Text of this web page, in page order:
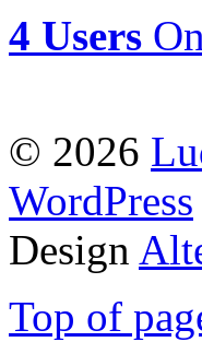
4 Users
© 2026
WordPress
Design
Top of